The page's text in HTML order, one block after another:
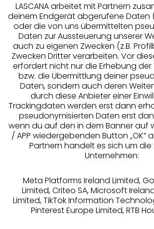
Services
Beratung
Über uns
Rechtliches
Alle Preise inkl. MwSt., zzgl.
Versandkosten
LASCANA arbeitet mit Partnern
deinem Endgerät abgerufene Daten
oder die von uns übermittelten
Daten zur Aussteuerung unserer
auch zu eigenen Zwecken (z.B.
Zwecken Dritter verarbeiten. Vor
erfordert nicht nur die Erhebung
bzw. die Übermittlung deiner
Daten, sondern auch deren
durch diese Anbieter einer
Trackingdaten werden erst dann
pseudonymisierten Daten erst
wenn du auf den in dem Banner auf
/ APP wiedergebenden Button „OK”
Partnern handelt es sich um
Unternehmen:
Meta Platforms Ireland Limited,
Limited, Criteo SA, Microsoft
Limited, TikTok Information
Pinterest Europe Limited, RTB